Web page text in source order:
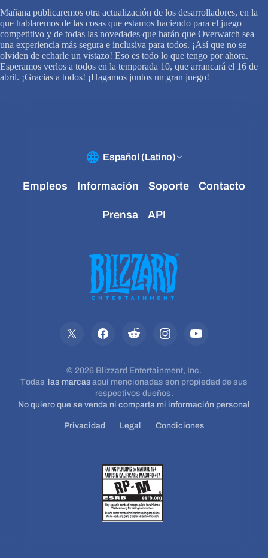
Mañana publicaremos otra actualización de los desarrolladores, en la
que hablaremos de las cosas que estamos haciendo para el juego
competitivo y de todas las novedades que harán que Overwatch sea
una experiencia más segura e inclusiva para todos. ¡Así que no se
olviden de echarle un vistazo! Eso es todo lo que tengo por ahora.
Esperamos verlos a todos en la temporada 10, que arrancará el 16 de
abril. ¡Gracias a todos! ¡Hagamos juntos un gran juego!